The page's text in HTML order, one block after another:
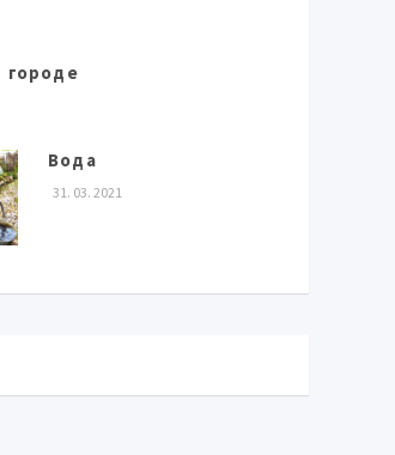
городе
Вода
31. 03. 2021